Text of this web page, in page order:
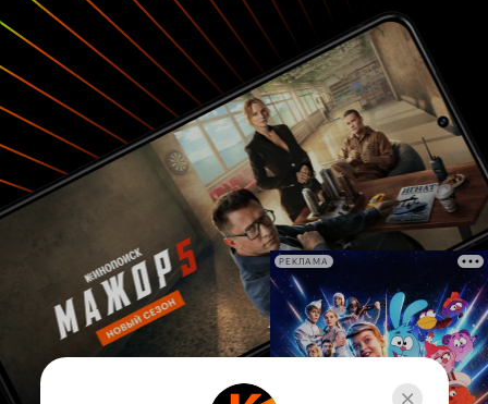
РЕКЛАМА